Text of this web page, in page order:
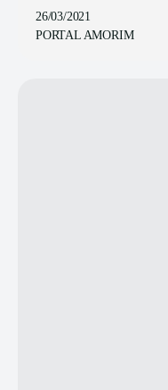
26/03/2021
PORTAL AMORIM